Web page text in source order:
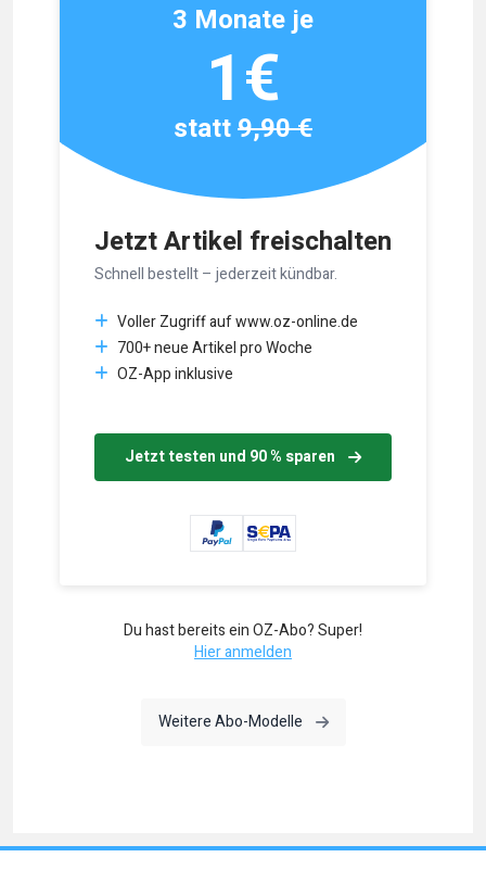
Jetzt Artikel freischalten
Schnell bestellt – jederzeit kündbar.
Voller Zugriff auf www.oz-online.de
700+ neue Artikel pro Woche
OZ-App inklusive
Jetzt testen und 90 % sparen
3 Monate je
1€
statt9,90 €
Du hast bereits ein OZ-Abo? Super!
Hier anmelden
Weitere Abo-Modelle